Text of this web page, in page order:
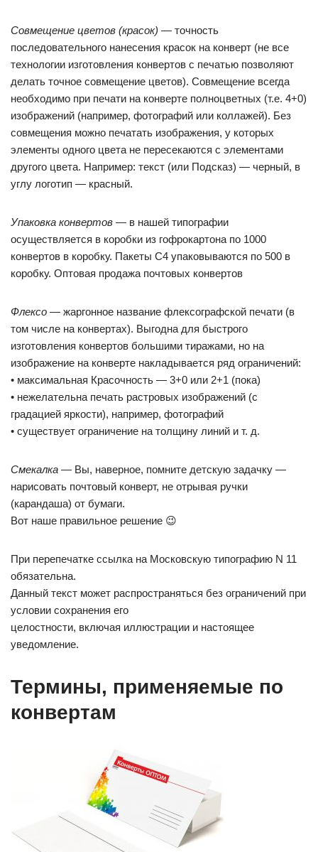
Совмещение цветов (красок) — точность
последовательного нанесения красок на конверт (не все
технологии изготовления конвертов с печатью позволяют
делать точное совмещение цветов). Совмещение всегда
необходимо при печати на конверте полноцветных (т.е. 4+0)
изображений (например, фотографий или коллажей). Без
совмещения можно печатать изображения, у которых
элементы одного цвета не пересекаются с элементами
другого цвета. Например: текст (или Подсказ) — черный, в
углу логотип — красный.
Упаковка конвертов — в нашей типографии
осуществляется в коробки из гофрокартона по 1000
конвертов в коробку. Пакеты С4 упаковываются по 500 в
коробку. Оптовая продажа почтовых конвертов
Флексо — жаргонное название флексографской печати (в
том числе на конвертах). Выгодна для быстрого
изготовления конвертов большими тиражами, но на
изображение на конверте накладывается ряд ограничений:
• максимальная Красочность — 3+0 или 2+1 (пока)
• нежелательна печать растровых изображений (с
градацией яркости), например, фотографий
• существует ограничение на толщину линий и т. д.
Смекалка — Вы, наверное, помните детскую задачку —
нарисовать почтовый конверт, не отрывая ручки
(карандаша) от бумаги.
Вот наше правильное решение 😉
При перепечатке ссылка на Московскую типографию N 11
обязательна.
Данный текст может распространяться без ограничений при
условии сохранения его
целостности, включая иллюстрации и настоящее
уведомление.
Термины, применяемые по
конвертам